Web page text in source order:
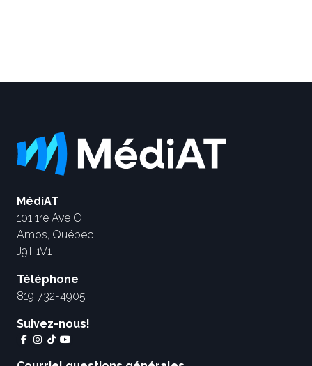
MédiAT
101 1re Ave O
Amos, Québec
J9T 1V1
Téléphone
819 732-4905
Suivez-nous!